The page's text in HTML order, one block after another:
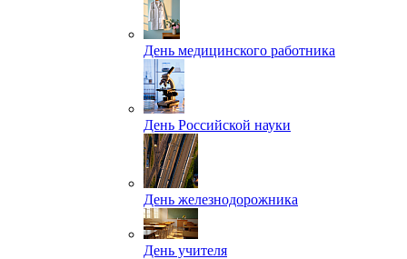
День медицинского работника
День Российской науки
День железнодорожника
День учителя